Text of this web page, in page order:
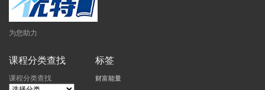
为您助力
课程分类查找
课程分类查找
标签
财富能量